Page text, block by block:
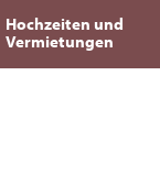
Hochzeiten und
Vermietungen